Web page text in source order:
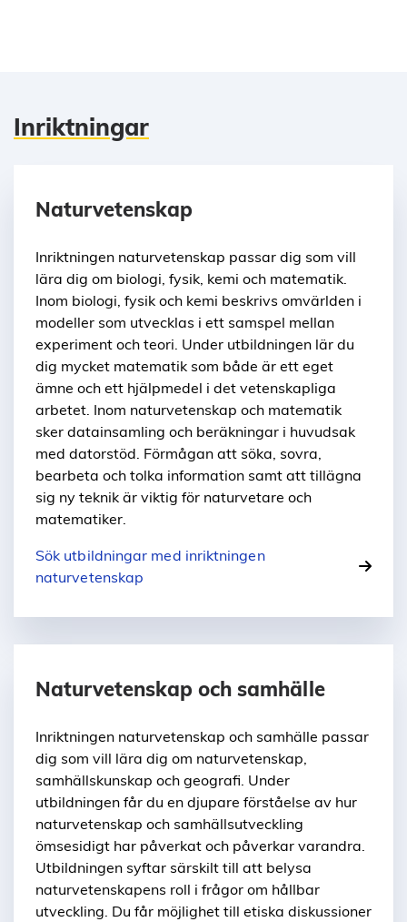
Inriktningar
Naturvetenskap
Inriktningen naturvetenskap passar dig som vill
lära dig om biologi, fysik, kemi och matematik.
Inom biologi, fysik och kemi beskrivs omvärlden i
modeller som utvecklas i ett samspel mellan
experiment och teori. Under utbildningen lär du
dig mycket matematik som både är ett eget
ämne och ett hjälpmedel i det vetenskapliga
arbetet. Inom naturvetenskap och matematik
sker datainsamling och beräkningar i huvudsak
med datorstöd. Förmågan att söka, sovra,
bearbeta och tolka information samt att tillägna
sig ny teknik är viktig för naturvetare och
matematiker.
Sök utbildningar med inriktningen
naturvetenskap
Naturvetenskap och samhälle
Inriktningen naturvetenskap och samhälle passar
dig som vill lära dig om naturvetenskap,
samhällskunskap och geografi. Under
utbildningen får du en djupare förståelse av hur
naturvetenskap och samhällsutveckling
ömsesidigt har påverkat och påverkar varandra.
Utbildningen syftar särskilt till att belysa
naturvetenskapens roll i frågor om hållbar
utveckling. Du får möjlighet till etiska diskussioner